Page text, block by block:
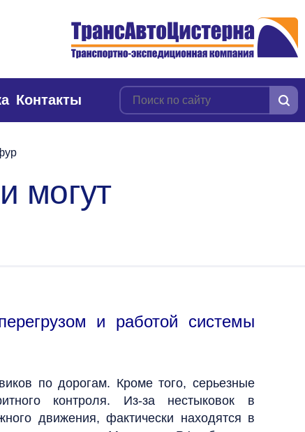
Контакты
могут
и работой системы
по дорогам. Кроме того, серьезные
контроля. Из-за нестыковок в
движения, фактически находятся в